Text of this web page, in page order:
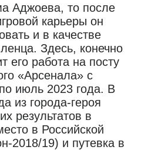
Аджоева, то после
карьеры он
и в качестве
Здесь, конечно
его работа на посту
«Арсенала» с
июль 2023 года. В
из города-героя
результатов в
в Российской
2018/19) и путевка в